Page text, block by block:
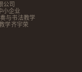
公司
小企业
与书法教学
学齐宇荣